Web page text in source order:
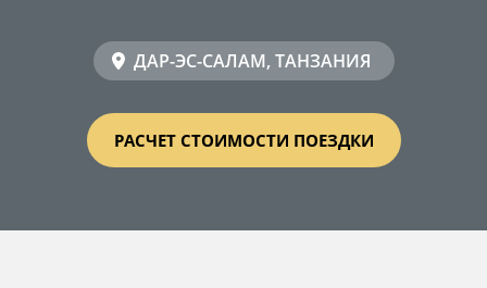
ДАР-ЭС-САЛАМ, ТАНЗАНИЯ
РАСЧЕТ СТОИМОСТИ ПОЕЗДКИ